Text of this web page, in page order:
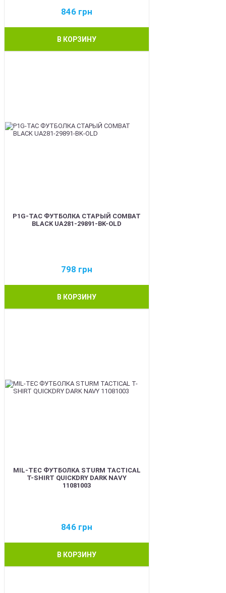
846 грн
В КОРЗИНУ
P1G-TAC ФУТБОЛКА СТАРЫЙ COMBAT
BLACK UA281-29891-BK-OLD
798 грн
В КОРЗИНУ
MIL-TEC ФУТБОЛКА STURM TACTICAL
T-SHIRT QUICKDRY DARK NAVY
11081003
846 грн
В КОРЗИНУ